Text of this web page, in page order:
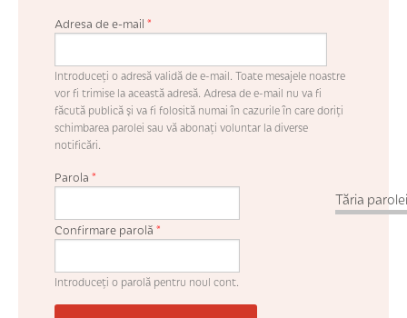
Adresa de e-mail *
Introduceţi o adresă validă de e-mail. Toate mesajele noastre
vor fi trimise la această adresă. Adresa de e-mail nu va fi
făcută publică şi va fi folosită numai în cazurile în care doriţi
schimbarea parolei sau vă abonaţi voluntar la diverse
notificări.
Tăria
Parola *
Confirmare parolă *
Introduceţi o parolă pentru noul cont.